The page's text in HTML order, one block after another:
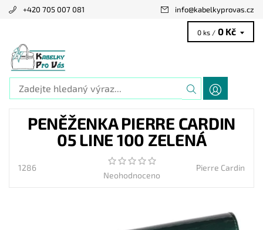
+420 705 007 081 info@kabelkyprovas.cz
0 ks / 0 Kč
PENĚŽENKA PIERRE CARDIN
05 LINE 100 ZELENÁ
1286
Neohodnoceno
Pierre Cardin